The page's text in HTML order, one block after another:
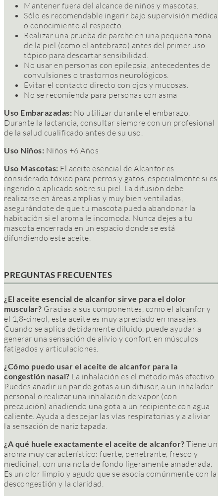
Mantener fuera del alcance de niños y mascotas.
Sólo es recomendable ingerir bajo supervisión médica
o conocimiento al respecto.
Realizar una prueba de parche en una pequeña zona
de la piel (como el antebrazo) antes del primer uso
tópico para descartar sensibilidad.
No usar en personas con epilepsia, antecedentes de
convulsiones o trastornos neurológicos.
Evitar el contacto directo con ojos y mucosas.
No se recomienda para personas con asma
Uso Embarazadas: No utilizar durante el embarazo.
Durante la lactancia, consultar siempre con un profesional
de la salud cualificado antes de su uso.
Uso Niños: Niños +6 Años
Uso Mascotas: El aceite esencial de Alcanfor es
considerado tóxico para perros y gatos, especialmente si es
ingerido o aplicado sobre su piel. La difusión debe
realizarse en áreas amplias y muy bien ventiladas,
asegurándote de que tu mascota pueda abandonar la
habitación si el aroma le incomoda. Nunca dejes a tu
mascota encerrada en un espacio donde se está
difundiendo este aceite.
PREGUNTAS FRECUENTES
¿El aceite esencial de alcanfor sirve para el dolor
muscular? Gracias a sus componentes, como el alcanfor y
el 1,8-cineol, este aceite es muy apreciado en masajes.
Cuando se aplica debidamente diluido, puede ayudar a
generar una sensación de alivio y confort en músculos
fatigados y articulaciones.
¿Cómo puedo usar el aceite de alcanfor para la
congestión nasal? La inhalación es el método más efectivo.
Puedes añadir un par de gotas a un difusor, a un inhalador
personal o realizar una inhalación de vapor (con
precaución) añadiendo una gota a un recipiente con agua
caliente. Ayuda a despejar las vías respiratorias y a aliviar
la sensación de nariz tapada.
¿A qué huele exactamente el aceite de alcanfor? Tiene un
aroma muy característico: fuerte, penetrante, fresco y
medicinal, con una nota de fondo ligeramente amaderada.
Es un olor limpio y agudo que se asocia comúnmente con la
descongestión y la claridad.